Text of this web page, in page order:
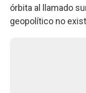
órbita al llamado
geopolítico no